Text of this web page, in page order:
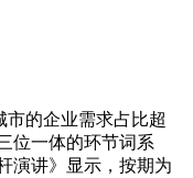
的企业需求占比超
位一体的环节词系
演讲》显示，按期为